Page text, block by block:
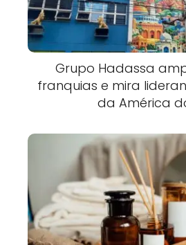
Grupo Hadassa
franquias e mira
da América